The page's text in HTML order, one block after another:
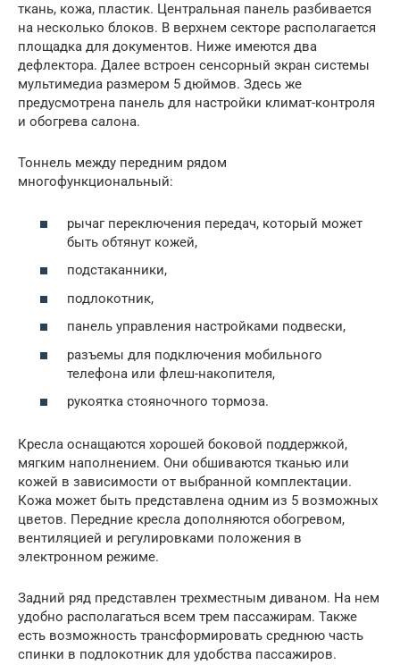
ткань, кожа, пластик. Центральная панель разбивается
на несколько блоков. В верхнем секторе располагается
площадка для документов. Ниже имеются два
дефлектора. Далее встроен сенсорный экран системы
мультимедиа размером 5 дюймов. Здесь же
предусмотрена панель для настройки климат-контроля
и обогрева салона.
Тоннель между передним рядом
многофункциональный:
рычаг переключения передач, который может
быть обтянут кожей,
подстаканники,
подлокотник,
панель управления настройками подвески,
разъемы для подключения мобильного
телефона или флеш-накопителя,
рукоятка стояночного тормоза.
Кресла оснащаются хорошей боковой поддержкой,
мягким наполнением. Они обшиваются тканью или
кожей в зависимости от выбранной комплектации.
Кожа может быть представлена одним из 5 возможных
цветов. Передние кресла дополняются обогревом,
вентиляцией и регулировками положения в
электронном режиме.
Задний ряд представлен трехместным диваном. На нем
удобно располагаться всем трем пассажирам. Также
есть возможность трансформировать среднюю часть
спинки в подлокотник для удобства пассажиров.